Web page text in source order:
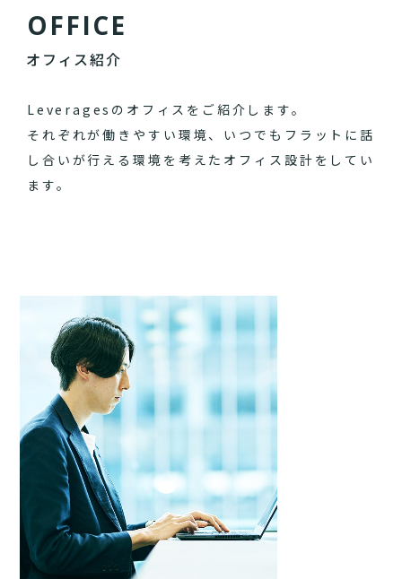
OFFICE
オフィス紹介
Leveragesのオフィスをご紹介します。
それぞれが働きやすい環境、いつでもフラットに話
し合いが行える環境を考えたオフィス設計をしてい
ます。